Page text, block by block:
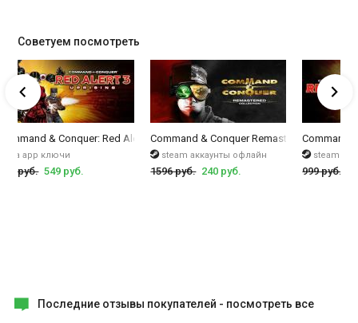
Советуем посмотреть
Collection& Conquer: Red Alert 3 - Uprising
ea app ключи
руб. 549 руб.
Command & Conquer Remastered Collection
steam аккаунты офлайн
1596 руб. 240 руб.
Command
steam
999 руб.
Последние отзывы покупателей - посмотреть все